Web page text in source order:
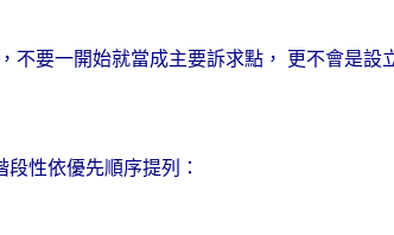
不要一開始就當成主要訴求點， 更不會是設
性依優先順序提列：